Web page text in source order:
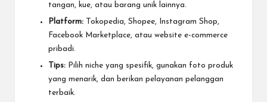
tangan, kue, atau barang unik lainnya.
Platform: Tokopedia, Shopee, Instagram Shop,
Facebook Marketplace, atau website e-commerce
pribadi.
Tips: Pilih niche yang spesifik, gunakan foto produk
yang menarik, dan berikan pelayanan pelanggan
terbaik.